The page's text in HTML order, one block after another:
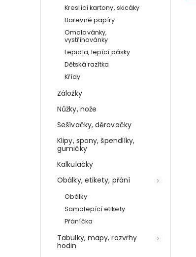
Kreslící kartony, skicáky
Barevné papíry
Omalovánky,
vystřihovánky
Lepidla, lepící pásky
Dětská razítka
Křídy
Záložky
Nůžky, nože
Sešívačky, děrovačky
Klipy, spony, špendlíky,
gumičky
Kalkulačky
Obálky, etikety, přání
Obálky
Samolepící etikety
Přáníčka
Tabulky, mapy, rozvrhy
hodin
Kleště na nehty a kůžičku
69 Kč
Skvělá pomůcka na zastřižení
silných nehtů a kůžičky kolem